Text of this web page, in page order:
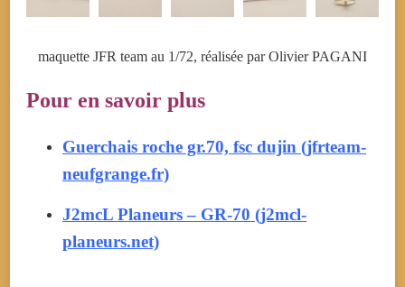
maquette JFR team au 1/72, réalisée par Olivier PAGANI
Pour en savoir plus
Guerchais roche gr.70, fsc dujin (jfrteam-
neufgrange.fr)
J2mcL Planeurs – GR-70 (j2mcl-
planeurs.net)